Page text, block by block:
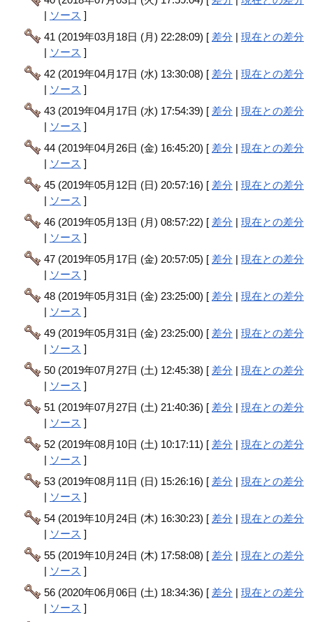
| ソース ]
41 (2019年03月18日 (月) 22:28:09) [ 差分 |現在との差分
| ソース ]
42 (2019年04月17日 (水) 13:30:08) [ 差分 |現在との差分
| ソース ]
43 (2019年04月17日 (水) 17:54:39) [ 差分 |現在との差分
| ソース ]
44 (2019年04月26日 (金) 16:45:20) [ 差分 |現在との差分
| ソース ]
45 (2019年05月12日 (日) 20:57:16) [ 差分 |現在との差分
| ソース ]
46 (2019年05月13日 (月) 08:57:22) [ 差分 |現在との差分
| ソース ]
47 (2019年05月17日 (金) 20:57:05) [ 差分 |現在との差分
| ソース ]
48 (2019年05月31日 (金) 23:25:00) [ 差分 |現在との差分
| ソース ]
49 (2019年05月31日 (金) 23:25:00) [ 差分 |現在との差分
| ソース ]
50 (2019年07月27日 (土) 12:45:38) [ 差分 |現在との差分
| ソース ]
51 (2019年07月27日 (土) 21:40:36) [ 差分 |現在との差分
| ソース ]
52 (2019年08月10日 (土) 10:17:11) [ 差分 |現在との差分
| ソース ]
53 (2019年08月11日 (日) 15:26:16) [ 差分 |現在との差分
| ソース ]
54 (2019年10月24日 (木) 16:30:23) [ 差分 |現在との差分
| ソース ]
55 (2019年10月24日 (木) 17:58:08) [ 差分 |現在との差分
| ソース ]
56 (2020年06月06日 (土) 18:34:36) [ 差分 |現在との差分
| ソース ]